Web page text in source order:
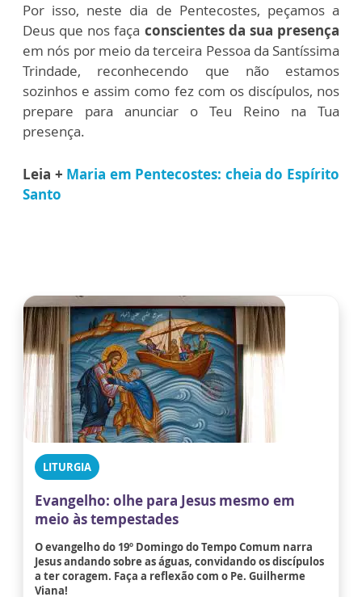
Por isso, neste dia de Pentecostes, peçamos a
Deus que nos faça conscientes da sua presença
em nós por meio da terceira Pessoa da Santíssima
Trindade, reconhecendo que não estamos
sozinhos e assim como fez com os discípulos, nos
prepare para anunciar o Teu Reino na Tua
presença.
Leia + Maria em Pentecostes: cheia do Espírito
Santo
LITURGIA
Evangelho: olhe para Jesus mesmo em
meio às tempestades
O evangelho do 19º Domingo do Tempo Comum narra
Jesus andando sobre as águas, convidando os discípulos
a ter coragem. Faça a reflexão com o Pe. Guilherme
Viana!